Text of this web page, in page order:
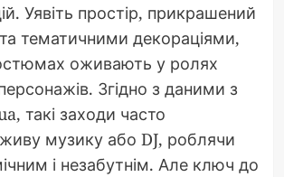
Уявіть простір, прикрашений
тематичними декораціями,
оживають у ролях
Згідно з даними з
такі заходи часто
музику або DJ, роблячи
і незабутнім. Але ключ до